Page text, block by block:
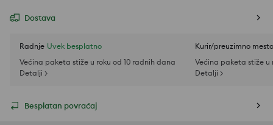
Dostava
Radnje Uvek besplatno
Većina paketa stiže u roku od 10 radnih dana
Detalji >
Kurir/preuzimno mesto
Većina paketa stiže u
Detalji >
Besplatan povraćaj